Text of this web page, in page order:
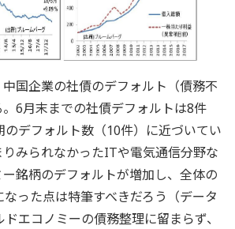
国企業の社債のデフォルト（債務不
6月末までの社債デフォルトは8件
のデフォルト数（10件）に近づいてい
みられなかったITや電気通信分野な
銘柄のデフォルトが増加し、全体の
った点は特筆すべきだろう（データ
エコノミーの債務整理に留まらず、